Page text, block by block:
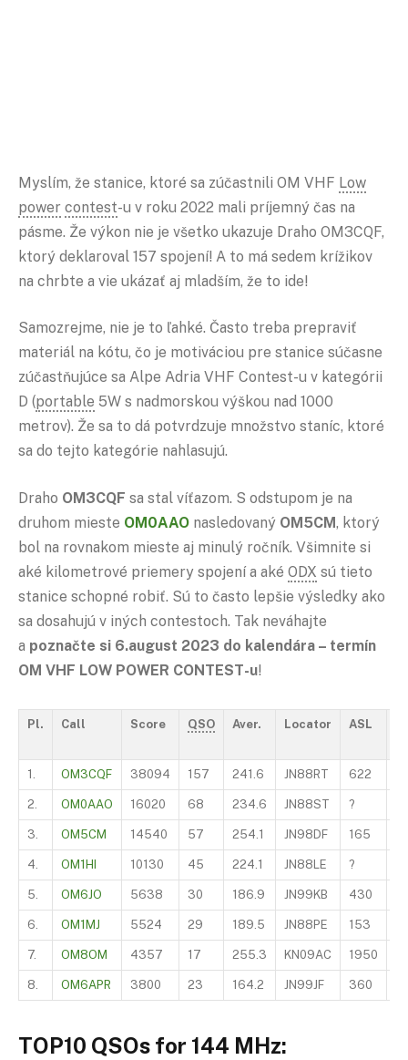
Myslím, že stanice, ktoré sa zúčastnili OM VHF Low
power contest-u v roku 2022 mali príjemný čas na
pásme. Že výkon nie je všetko ukazuje Draho OM3CQF,
ktorý deklaroval 157 spojení! A to má sedem krížikov
na chrbte a vie ukázať aj mladším, že to ide!
Samozrejme, nie je to ľahké. Často treba prepraviť
materiál na kótu, čo je motiváciou pre stanice súčasne
zúčastňujúce sa Alpe Adria VHF Contest-u v kategórii
D (portable 5W s nadmorskou výškou nad 1000
metrov). Že sa to dá potvrdzuje množstvo staníc, ktoré
sa do tejto kategórie nahlasujú.
Draho OM3CQF sa stal víťazom. S odstupom je na
druhom mieste OM0AAO nasledovaný OM5CM, ktorý
bol na rovnakom mieste aj minulý ročník. Všimnite si
aké kilometrové priemery spojení a aké ODX sú tieto
stanice schopné robiť. Sú to často lepšie výsledky ako
sa dosahujú v iných contestoch. Tak neváhajte
a poznačte si 6.august 2023 do kalendára – termín
OM VHF LOW POWER CONTEST-u!
Pl. Call Score QSO Aver. Locator ASL
1. OM3CQF 38094 157 241.6 JN88RT 622
2. OM0AAO 16020 68 234.6 JN88ST ?
3. OM5CM 14540 57 254.1 JN98DF 165
4. OM1HI 10130 45 224.1 JN88LE ?
5. OM6JO 5638 30 186.9 JN99KB 430
6. OM1MJ 5524 29 189.5 JN88PE 153
7. OM8OM 4357 17 255.3 KN09AC 1950
8. OM6APR 3800 23 164.2 JN99JF 360
TOP10 QSOs for 144 MHz: